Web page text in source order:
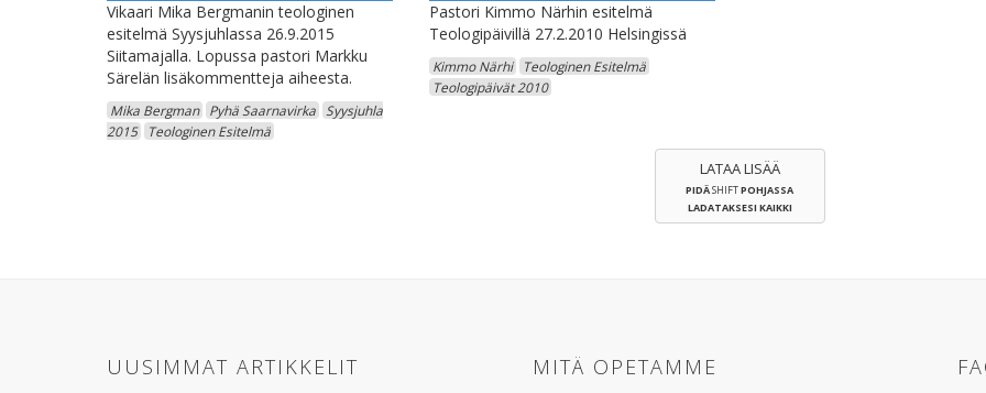
Vikaari Mika Bergmanin teologinen
esitelmä Syysjuhlassa 26.9.2015
Siitamajalla. Lopussa pastori Markku
Särelän lisäkommentteja aiheesta.
Mika Bergman Pyhä Saarnavirka Syysjuhla
2015
Teologinen Esitelmä
Pastori Kimmo Närhin esitelmä
Teologipäivillä 27.2.2010 Helsingissä
Kimmo Närhi
Teologinen Esitelmä
Teologipäivät 2010
LATAA LISÄÄ
PIDÄSHIFTPOHJASSA
LADATAKSESI KAIKKI
UUSIMMAT ARTIKKELIT MITÄ OPETAMME